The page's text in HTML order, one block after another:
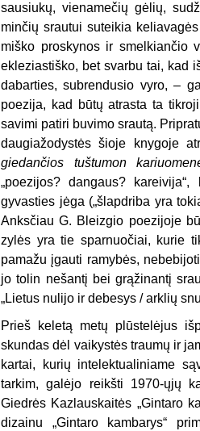
sausiukų, vienamečių gėlių,
minčių srautui suteikia
miško proskynos ir smelkiančio
ekleziastiško, bet svarbu tai, kad
dabarties, subrendusio vyro, –
poezija, kad būtų atrasta ta
savimi patiri buvimo srautą.
daugiažodystės šioje knygoje
giedančios tuštumon
„poezijos? dangaus?
gyvasties jėga („šlapdriba yra
Anksčiau G. Bleizgio poezijoje
zylės yra tie sparnuočiai, kurie
pamažu įgauti ramybės,
jo tolin nešantį bei grąžinantį
„Lietus nulijo ir debesys / arklių
Prieš keletą metų plūstelėjus
skundas dėl vaikystės traumų ir
kartai, kurių intelektualiniame
tarkim, galėjo reikšti 1970-ųjų
Giedrės Kazlauskaitės „Gintaro
dizainu „Gintaro kambarys“